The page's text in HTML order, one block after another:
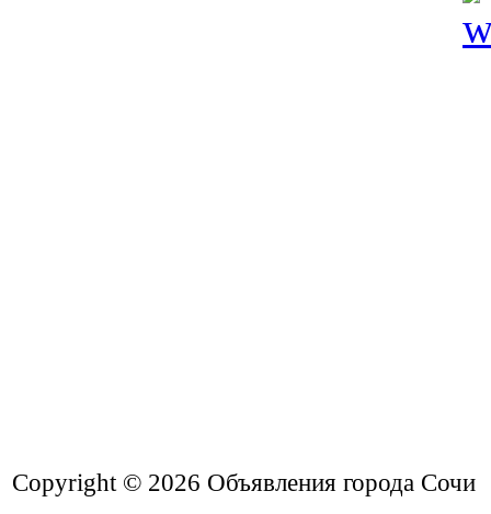
Copyright © 2026 Объявления города Сочи